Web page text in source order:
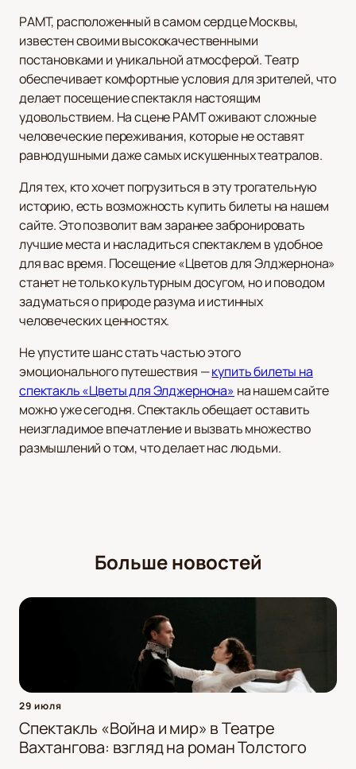
РАМТ, расположенный в самом сердце Москвы,
известен своими высококачественными
постановками и уникальной атмосферой. Театр
обеспечивает комфортные условия для зрителей, что
делает посещение спектакля настоящим
удовольствием. На сцене РАМТ оживают сложные
человеческие переживания, которые не оставят
равнодушными даже самых искушенных театралов.
Для тех, кто хочет погрузиться в эту трогательную
историю, есть возможность купить билеты на нашем
сайте. Это позволит вам заранее забронировать
лучшие места и насладиться спектаклем в удобное
для вас время. Посещение «Цветов для Элджернона»
станет не только культурным досугом, но и поводом
задуматься о природе разума и истинных
человеческих ценностях.
Не упустите шанс стать частью этого
эмоционального путешествия —купить билеты на
спектакль «Цветы для Элджернона» на нашем сайте
можно уже сегодня. Спектакль обещает оставить
неизгладимое впечатление и вызвать множество
размышлений о том, что делает нас людьми.
Больше новостей
29 июля
Спектакль «Война и мир» в Театре
Вахтангова: взгляд на роман Толстого